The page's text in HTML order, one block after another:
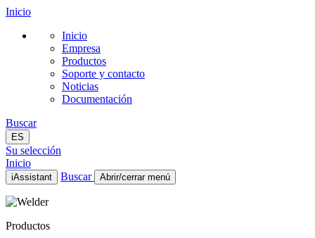
Inicio
Inicio
Empresa
Productos
Soporte y contacto
Noticias
Documentación
Buscar
ES
Su selección
Inicio
iAssistant Buscar Abrir/cerrar menú
Inicio
Productos
Productos